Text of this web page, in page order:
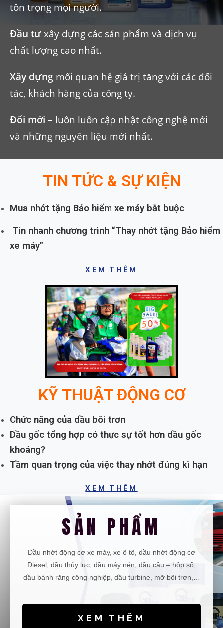
tôn trọng mọi người.
Đầu tưxây dựng các sản phẩm và dịch vụ
chất lượng cao nhất.
Xây dựng mối quan hệ giá trị tăng với các đối
tác, khách hàng của công ty.
Đổi mới – luôn luôn cập nhật công nghệ mới
và những nguyên liệu mới nhất.
TIN TỨC & SỰ KIỆN
Mua nhớt tặng Bảo hiểm xe máy bắt buộc
Tin nhanh chương trình “Thay nhớt tặng Bảo hiểm
xe máy”
XEM THÊM
KỸ THUẬT ĐỘNG CƠ
Chức năng của dầu bôi trơn
Dầu gốc tổng hợp có thực sự tốt hơn dầu gốc
khoáng?
Tầm quan trọng của việc thay nhớt đúng kì hạn
XEM THÊM
SẢN PHẨM
Dầu nhớt động cơ xe máy, xe ô tô, dầu nhớt động cơ
Diesel, dầu thủy lực, dầu máy nén, dầu cầu – hộp số,
dầu bánh răng công nghiệp, dầu turbine, mỡ bôi trơn,…
XEM THÊM